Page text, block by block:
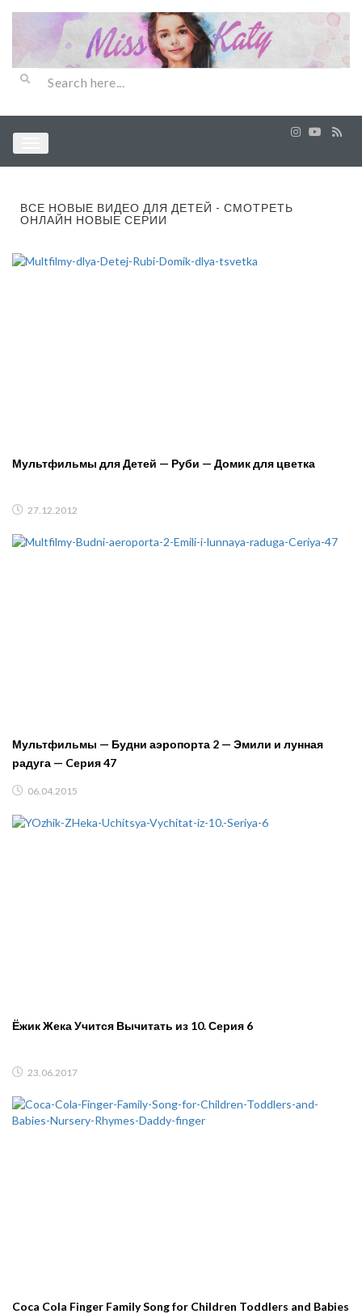
ВСЕ НОВЫЕ ВИДЕО ДЛЯ ДЕТЕЙ - СМОТРЕТЬ
ОНЛАЙН НОВЫЕ СЕРИИ
Мультфильмы для Детей — Руби — Домик для цветка
27.12.2012
Мультфильмы — Будни аэропорта 2 — Эмили и лунная
радуга — Cерия 47
06.04.2015
Ёжик Жека Учится Вычитать из 10. Серия 6
23.06.2017
Coca Cola Finger Family Song for Children Toddlers and Babies